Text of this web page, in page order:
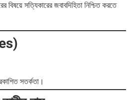
বিষয়ে সত্যিকারের জবাবদিহিতা নিশ্চিত করতে
সতর্কতা।